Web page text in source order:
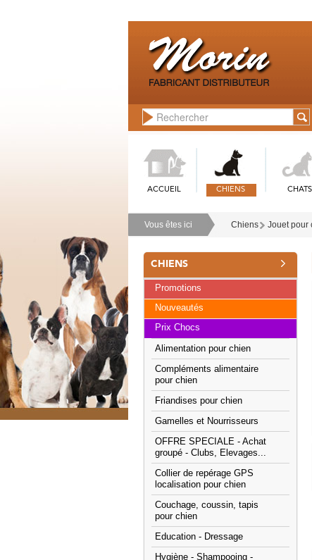
ACCUEIL CHIENS CHATS
Vous êtes ici Chiens Jouet pour
CHIENS
Promotions
Nouveautés
Prix Chocs
Alimentation pour chien
Compléments alimentaire
pour chien
Friandises pour chien
Gamelles et Nourrisseurs
OFFRE SPECIALE - Achat
groupé - Clubs, Elevages...
Collier de repérage GPS
localisation pour chien
Couchage, coussin, tapis
pour chien
Education - Dressage
Hygiène - Shampooing -